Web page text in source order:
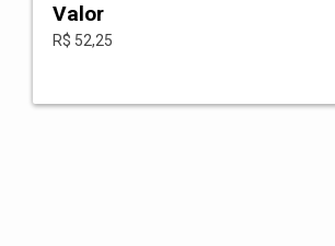
Valor
R$ 52,25